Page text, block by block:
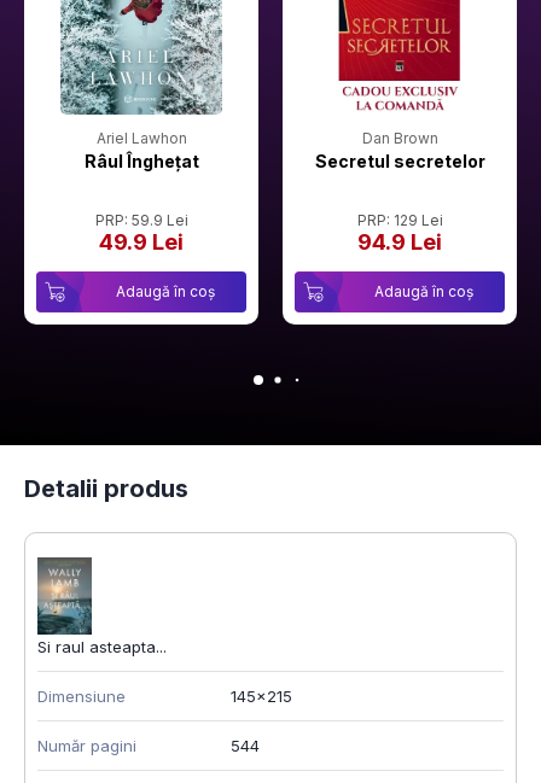
Ariel Lawhon
Râul Înghețat
PRP: 59.9 Lei
49.9 Lei
Adaugă în coș
Dan Brown
Secretul secretelor
PRP: 129 Lei
94.9 Lei
Adaugă în coș
Detalii produs
Si raul asteapta...
Dimensiune 145x215
Număr pagini 544